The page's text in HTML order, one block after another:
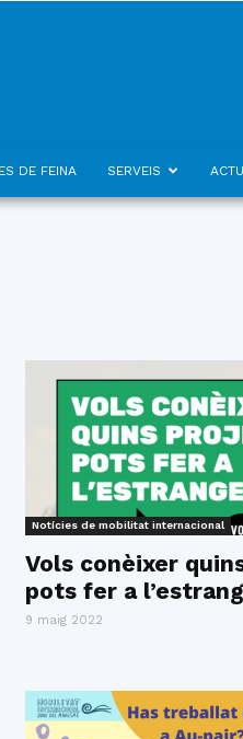
DE FEINA SERVEIS
Notícies de mobilitat internacional
Vols conèixer
pots fer a
9 maig 2022